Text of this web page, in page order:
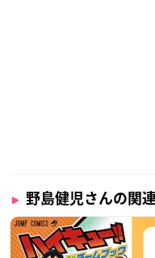
野島健児さんの関